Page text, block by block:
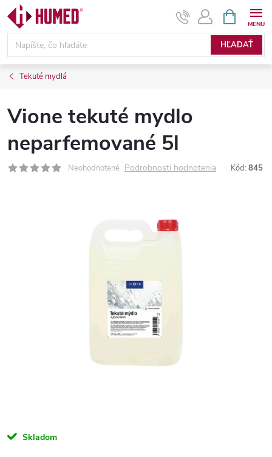
Prejsť
obsah
HĽADAŤ
KOŠÍK
Tekuté mydlá
Vione tekuté mydlo
neparfemované 5l
Neohodnotené Podrobnosti hodnotenia Kód: 845
Skladom